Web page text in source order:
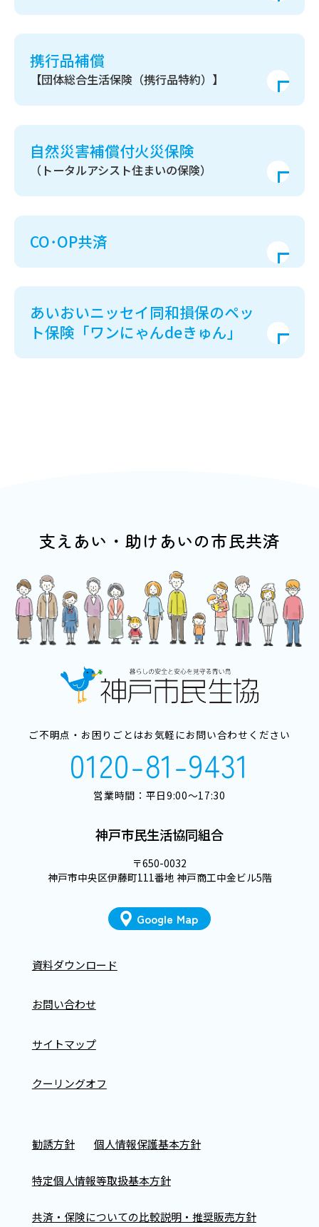
携行品補償
【団体総合生活保険（携行品特約）】
自然災害補償付火災保険
（トータルアシスト住まいの保険）
CO･OP共済
あいおいニッセイ同和損保のペッ
ト保険「ワンにゃんdeきゅん」
支えあい・助けあいの市民共済
ご不明点・お困りごとはお気軽にお問い合わせください
0120-81-9431
営業時間：平日9:00～17:30
神戸市民生活協同組合
〒650-0032
神戸市中央区伊藤町111番地 神戸商工中金ビル5階
Google Map
資料ダウンロード
お問い合わせ
サイトマップ
クーリングオフ
勧誘方針 個人情報保護基本方針
特定個人情報等取扱基本方針
共済・保険についての比較説明・推奨販売方針